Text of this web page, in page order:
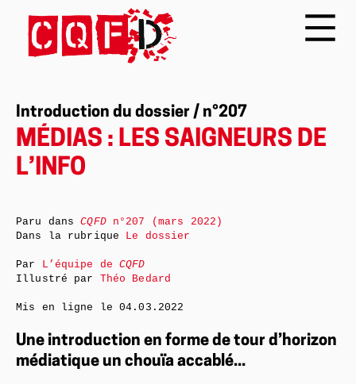
Introduction du dossier / n°207
MÉDIAS : LES SAIGNEURS DE
L’INFO
Une introduction en forme de tour d’horizon
médiatique un chouïa accablé...
Paru dansCQFDn°207 (mars 2022)
Dans la rubrique Le dossier
Par L’équipe deCQFD
Illustré par Théo Bedard
Mis en ligne le04.03.2022